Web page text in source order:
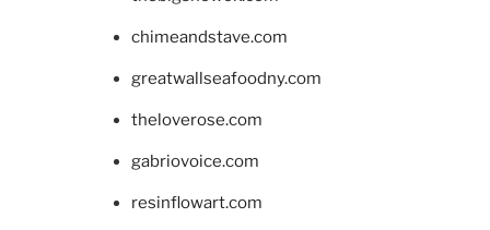
chimeandstave.com
greatwallseafoodny.com
theloverose.com
gabriovoice.com
resinflowart.com